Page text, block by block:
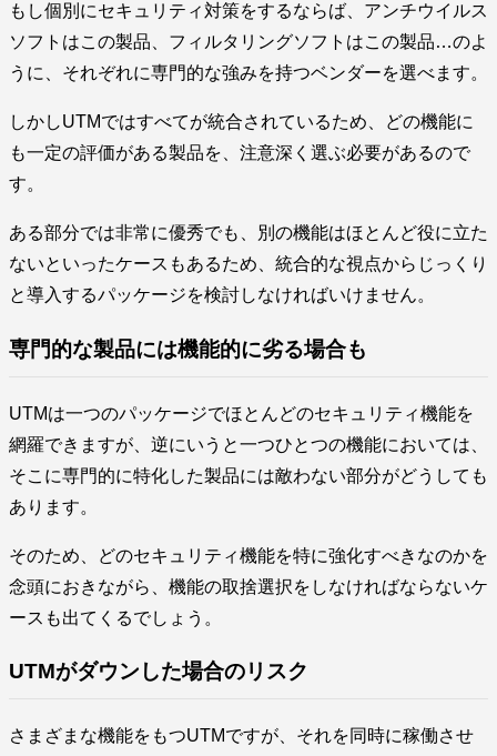
もし個別にセキュリティ対策をするならば、アンチウイルス
ソフトはこの製品、フィルタリングソフトはこの製品…のよ
うに、それぞれに専門的な強みを持つベンダーを選べます。
しかしUTMではすべてが統合されているため、どの機能に
も一定の評価がある製品を、注意深く選ぶ必要があるので
す。
ある部分では非常に優秀でも、別の機能はほとんど役に立た
ないといったケースもあるため、統合的な視点からじっくり
と導入するパッケージを検討しなければいけません。
専門的な製品には機能的に劣る場合も
UTMは一つのパッケージでほとんどのセキュリティ機能を
網羅できますが、逆にいうと一つひとつの機能においては、
そこに専門的に特化した製品には敵わない部分がどうしても
あります。
そのため、どのセキュリティ機能を特に強化すべきなのかを
念頭におきながら、機能の取捨選択をしなければならないケ
ースも出てくるでしょう。
UTMがダウンした場合のリスク
さまざまな機能をもつUTMですが、それを同時に稼働させ